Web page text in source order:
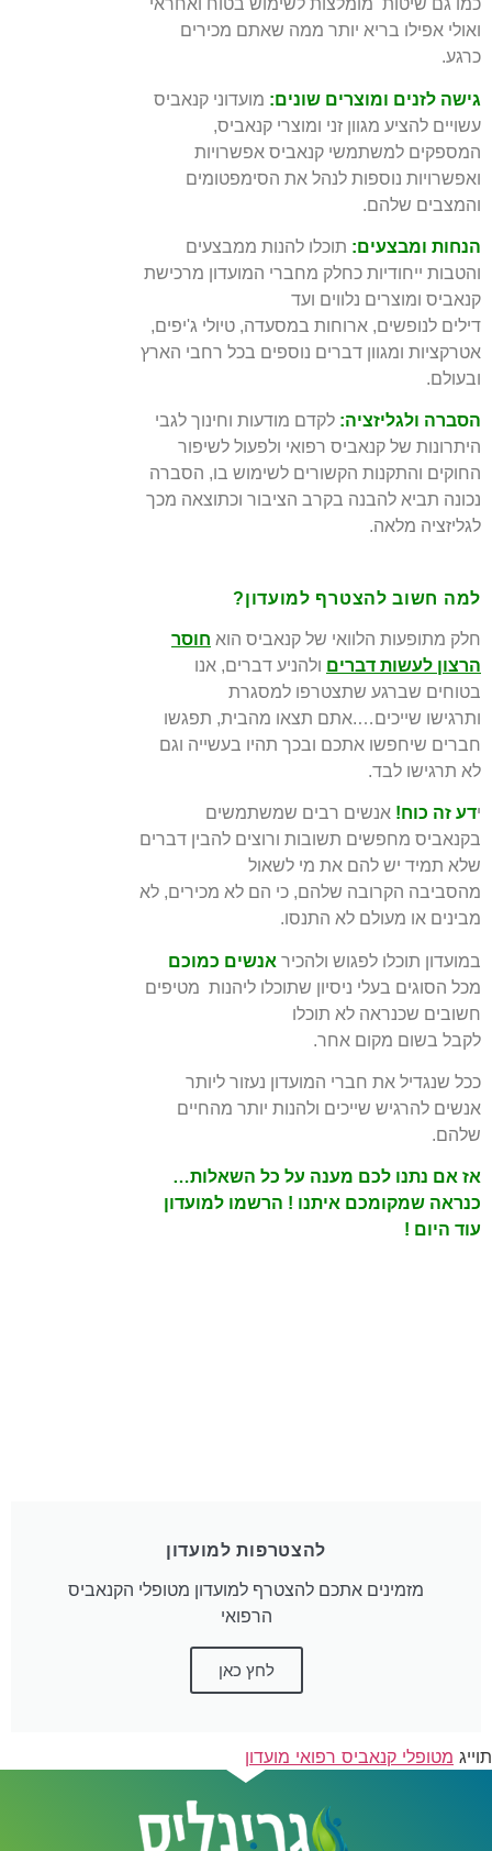
כמו גם שיטות מומלצות לשימוש בטוח ואחראי
ואולי אפילו בריא יותר ממה שאתם מכירים
כרגע.
גישה לזנים ומוצרים שונים: מועדוני קנאביס
עשויים להציע מגוון זני ומוצרי קנאביס,
המספקים למשתמשי קנאביס אפשרויות
ואפשרויות נוספות לנהל את הסימפטומים
והמצבים שלהם.
הנחות ומבצעים: תוכלו להנות ממבצעים
והטבות ייחודיות כחלק מחברי המועדון מרכישת
קנאביס ומוצרים נלווים ועד
דילים לנופשים, ארוחות במסעדה, טיולי ג'יפים,
אטרקציות ומגוון דברים נוספים בכל רחבי הארץ
ובעולם.
הסברה ולגליזציה: לקדם מודעות וחינוך לגבי
היתרונות של קנאביס רפואי ולפעול לשיפור
החוקים והתקנות הקשורים לשימוש בו, הסברה
נכונה תביא להבנה בקרב הציבור וכתוצאה מכך
לגליזציה מלאה.
למה חשוב להצטרף למועדון?
חלק מתופעות הלוואי של קנאביס הוא חוסר
הרצון לעשות דברים ולהניע דברים, אנו
בטוחים שברגע שתצטרפו למסגרת
ותרגישו שייכים….אתם תצאו מהבית, תפגשו
חברים שיחפשו אתכם ובכך תהיו בעשייה וגם
לא תרגישו לבד.
ידע זה כוח! אנשים רבים שמשתמשים
בקנאביס מחפשים תשובות ורוצים להבין דברים
שלא תמיד יש להם את מי לשאול
מהסביבה הקרובה שלהם, כי הם לא מכירים, לא
מבינים או מעולם לא התנסו.
במועדון תוכלו לפגוש ולהכיר אנשים כמוכם
מכל הסוגים בעלי ניסיון שתוכלו ליהנות מטיפים
חשובים שכנראה לא תוכלו
לקבל בשום מקום אחר.
ככל שנגדיל את חברי המועדון נעזור ליותר
אנשים להרגיש שייכים ולהנות יותר מהחיים
שלהם.
אז אם נתנו לכם מענה על כל השאלות…
כנראה שמקומכם איתנו ! הרשמו למועדון
עוד היום !
להצטרפות למועדון
מזמינים אתכם להצטרף למועדון מטופלי הקנאביס
הרפואי
לחץ כאן
תוייג מטופלי קנאביס רפואי מועדון